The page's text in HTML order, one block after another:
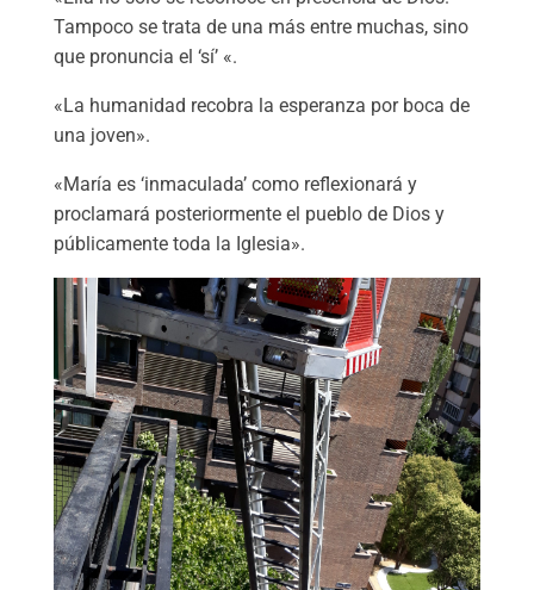
Tampoco se trata de una más entre muchas, sino
que pronuncia el ‘sí’ «.
«La humanidad recobra la esperanza por boca de
una joven».
«María es ‘inmaculada’ como reflexionará y
proclamará posteriormente el pueblo de Dios y
públicamente toda la Iglesia».